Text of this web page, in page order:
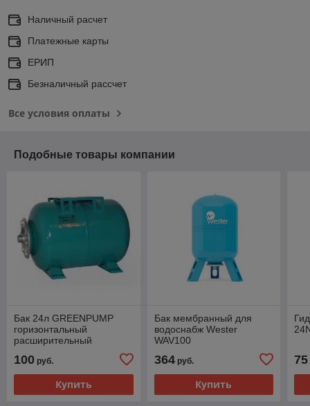
Наличный расчет
Платежные карты
ЕРИП
Безналичный рассчет
Все условия оплаты
Подобные товары компании
Бак 24л GREENPUMP
горизонтальный
расширительный
100 руб.
Купить
Бак мембранный для
водоснабж Wester
WAV100
364руб.
Купить
75